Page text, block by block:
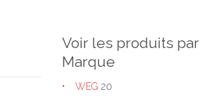
Voir les produits par
Marque
WEG 20